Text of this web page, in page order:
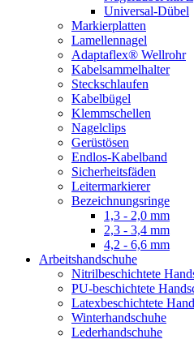
Universal-Dübel
Markierplatten
Lamellennagel
Adaptaflex® Wellrohr
Kabelsammelhalter
Steckschlaufen
Kabelbügel
Klemmschellen
Nagelclips
Gerüstösen
Endlos-Kabelband
Sicherheitsfäden
Leitermarkierer
Bezeichnungsringe
1,3 - 2,0 mm
2,3 - 3,4 mm
4,2 - 6,6 mm
Arbeitshandschuhe
Nitrilbeschichtete
PU-beschichtete
Latexbeschichtete
Winterhandschuhe
Lederhandschuhe